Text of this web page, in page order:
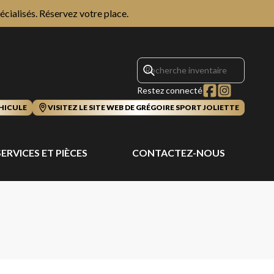
Réservez votre place.
Restez connecté
VISITEZ LE SITE WEB DE GRÉGOIRE SPORT JOLIETTE
ET PIÈCES CONTACTEZ-NOUS